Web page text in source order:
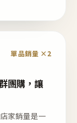
單品銷量 ×2
團購，讓
家銷量是一